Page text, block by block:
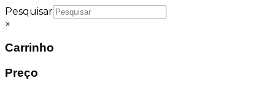
Pesquisar
×
Carrinho
Preço